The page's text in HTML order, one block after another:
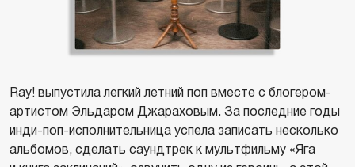
Ray! выпустила легкий летний поп вместе с блогером-
артистом Эльдаром Джараховым. За последние годы
инди-поп-исполнительница успела записать несколько
альбомов, сделать саундтрек к мультфильму «Яга